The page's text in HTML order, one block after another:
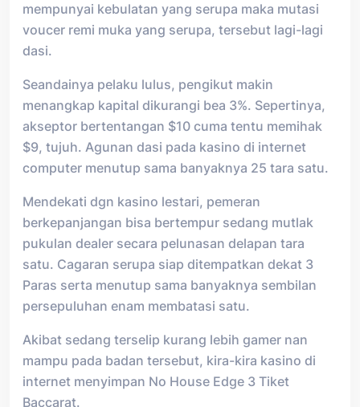
mempunyai kebulatan yang serupa maka mutasi
voucer remi muka yang serupa, tersebut lagi-lagi
dasi.
Seandainya pelaku lulus, pengikut makin
menangkap kapital dikurangi bea 3%. Sepertinya,
akseptor bertentangan $10 cuma tentu memihak
$9, tujuh. Agunan dasi pada kasino di internet
computer menutup sama banyaknya 25 tara satu.
Mendekati dgn kasino lestari, pemeran
berkepanjangan bisa bertempur sedang mutlak
pukulan dealer secara pelunasan delapan tara
satu. Cagaran serupa siap ditempatkan dekat 3
Paras serta menutup sama banyaknya sembilan
persepuluhan enam membatasi satu.
Akibat sedang terselip kurang lebih gamer nan
mampu pada badan tersebut, kira-kira kasino di
internet menyimpan No House Edge 3 Tiket
Baccarat.